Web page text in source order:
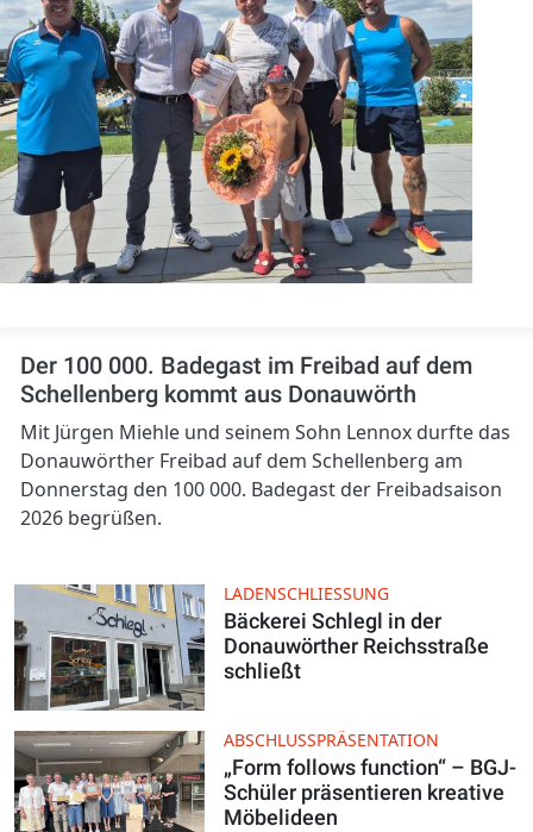
Der 100 000. Badegast im Freibad auf dem
Schellenberg kommt aus Donauwörth
Mit Jürgen Miehle und seinem Sohn Lennox durfte das
Donauwörther Freibad auf dem Schellenberg am
Donnerstag den 100 000. Badegast der Freibadsaison
2026 begrüßen.
LADENSCHLIESSUNG
Bäckerei Schlegl in der
Donauwörther Reichsstraße
schließt
ABSCHLUSSPRÄSENTATION
„Form follows function“ – BGJ-
Schüler präsentieren kreative
Möbelideen